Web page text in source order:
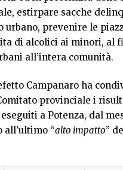
estirpare sacche
urbano, prevenire le
di alcolici ai minori, al
all’intera comunità.
Campanaro ha
provinciale i
a Potenza, dal
all’ultimo “alto impatto”